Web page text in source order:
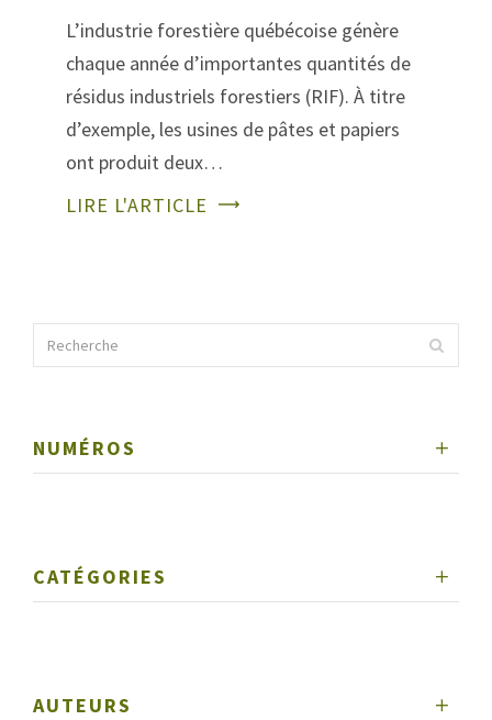
L’industrie forestière québécoise génère
chaque année d’importantes quantités de
résidus industriels forestiers (RIF). À titre
d’exemple, les usines de pâtes et papiers
ont produit deux…
LIRE L'ARTICLE
NUMÉROS
CATÉGORIES
AUTEURS